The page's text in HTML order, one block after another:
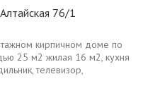
Алтайская 76/1
кирпичном доме по
25 м2 жилая 16 м2, кухня
телевизор,